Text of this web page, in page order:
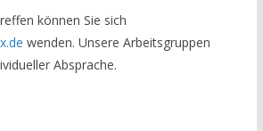
können Sie sich
wenden. Unsere Arbeitsgruppen
Absprache.